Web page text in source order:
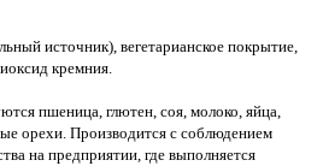
источник), вегетарианское покрытие,
кремния.
пшеница, глютен, соя, молоко, яйца,
орехи. Производится с соблюдением
на предприятии, где выполняется